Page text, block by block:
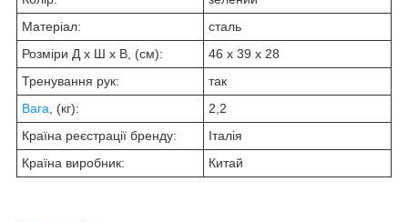
Матеріал:
сталь
Розміри Д х Ш х В, (см):
46 х 39 х 28
Тренування рук:
так
Вага , (кг):
2,2
Країна реєстрації бренду:
Італія
Країна виробник:
Китай